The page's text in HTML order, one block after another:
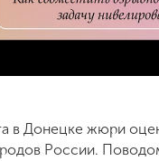
в Донецке жюри
России.